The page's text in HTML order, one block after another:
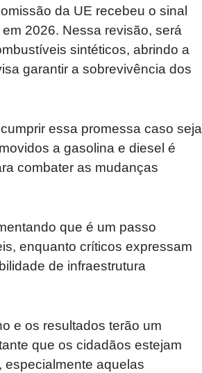
da UE recebeu o sinal
2026. Nessa revisão, será
sintéticos, abrindo a
garantir a sobrevivência dos
essa promessa caso seja
a gasolina e diesel é
combater as mudanças
que é um passo
enquanto críticos expressam
de infraestrutura
e os resultados terão um
que os cidadãos estejam
especialmente aquelas